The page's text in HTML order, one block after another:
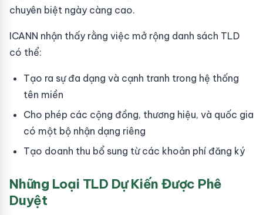
chuyên biệt ngày càng cao.
ICANN nhận thấy rằng việc mở rộng danh sách TLD
có thể:
Tạo ra sự đa dạng và cạnh tranh trong hệ thống
tên miền
Cho phép các cộng đồng, thương hiệu, và quốc gia
có một bộ nhận dạng riêng
Tạo doanh thu bổ sung từ các khoản phí đăng ký
Những Loại TLD Dự Kiến Được Phê
Duyệt